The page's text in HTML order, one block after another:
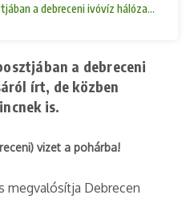
a debreceni ivóvíz hálózat
a debreceni
írt, de közben
is.
vizet a pohárba!
megvalósítja Debrecen